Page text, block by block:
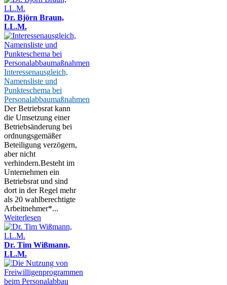
Dr. Björn Braun,
LL.M.
Interessenausgleich,
Namensliste und
Punkteschema bei
Personalabbaumaßnahmen
Der Betriebsrat kann
die Umsetzung einer
Betriebsänderung bei
ordnungsgemäßer
Beteiligung verzögern,
aber nicht
verhindern.Besteht im
Unternehmen ein
Betriebsrat und sind
dort in der Regel mehr
als 20 wahlberechtigte
Arbeitnehmer*...
Weiterlesen
Dr. Tim Wißmann,
LL.M.